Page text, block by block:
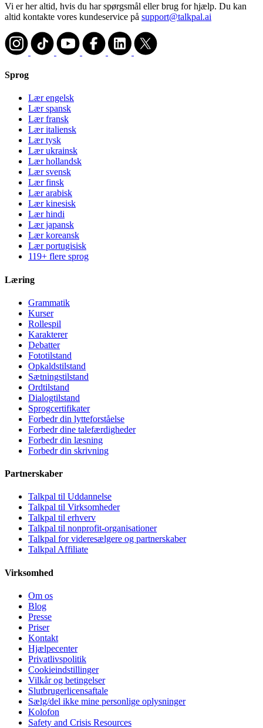
Vi er her altid, hvis du har spørgsmål eller brug for hjælp. Du kan
altid kontakte vores kundeservice på support@talkpal.ai
Sprog
Lær engelsk
Lær spansk
Lær fransk
Lær italiensk
Lær tysk
Lær ukrainsk
Lær hollandsk
Lær svensk
Lær finsk
Lær arabisk
Lær kinesisk
Lær hindi
Lær japansk
Lær koreansk
Lær portugisisk
119+ flere sprog
Læring
Grammatik
Kurser
Rollespil
Karakterer
Debatter
Fototilstand
Opkaldstilstand
Sætningstilstand
Ordtilstand
Dialogtilstand
Sprogcertifikater
Forbedr din lytteforståelse
Forbedr dine talefærdigheder
Forbedr din læsning
Forbedr din skrivning
Partnerskaber
Talkpal til Uddannelse
Talkpal til Virksomheder
Talkpal til erhverv
Talkpal til nonprofit-organisationer
Talkpal for videresælgere og partnerskaber
Talkpal Affiliate
Virksomhed
Om os
Blog
Presse
Priser
Kontakt
Hjælpecenter
Privatlivspolitik
Cookieindstillinger
Vilkår og betingelser
Slutbrugerlicensaftale
Sælg/del ikke mine personlige oplysninger
Kolofon
Safety and Crisis Resources